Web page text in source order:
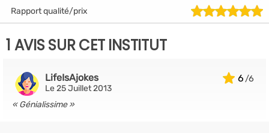
Rapport qualité/prix
1 AVIS SUR CET INSTITUT
6
LifeIsAjokes
Le 25 Juillet 2013
Génialissime